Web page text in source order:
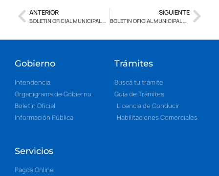
ANTERIOR
BOLETIN OFICIAL MUNICIPAL N° 2.634 – EDICION ESPECIAL – CON FIRMA DIGITAL
SIGUIENTE
BOLETIN OFICIAL MUNICIPAL N° 2.636 – EDICION ESPECIAL – CON FIRMA DIGITAL
Gobierno
Intendencia
Organigrama de Gobierno
Boletín Oficial
Información Pública
Trámites
Buscá tu trámite
Guía de Trámites
Licencia de Conducir
Habilitaciones Comerciales
Servicios
Pagos Online